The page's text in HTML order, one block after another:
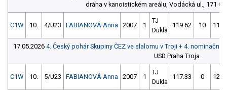
dráha v kanoistickém areálu, Vodácká ul., 171 00
C1W 10. 4/U23 FABIANOVÁ Anna 2007 1
TJ
Dukla
119.62 10
17.05.2026 4. Český pohár Skupiny ČEZ ve slalomu v Troji + 4. nominační
USD Praha Troja
C1W 10. 5/U23 FABIANOVÁ Anna 2007 1
TJ
Dukla
117.33 0